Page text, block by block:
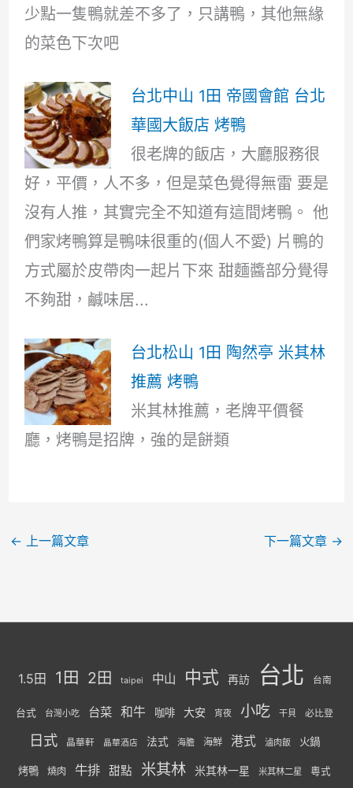
少點一隻鴨就差不多了，只講鴨，其他無緣
的菜色下次吧
台北中山 1田 帝國會館 台北
華國大飯店 烤鴨
很老牌的飯店，大廳服務很
好，平價，人不多，但是菜色覺得無雷 要是
沒有人推，其實完全不知道有這間烤鴨。 他
們家烤鴨算是鴨味很重的(個人不愛) 片鴨的
方式屬於皮帶肉一起片下來 甜麵醬部分覺得
不夠甜，鹹味居...
台北松山 1田 陶然亭 米其林
推薦 烤鴨
米其林推薦，老牌平價餐
廳，烤鴨是招牌，強的是餅類
← 上一篇文章 下一篇文章 →
1.5田 1田 2田 taipei 中山 中式 再訪 台北 台南
台式 台灣小吃 台菜 和牛 咖啡 大安 宵夜 小吃 干貝 必比登
日式 晶華軒 晶華酒店 法式 海膽 海鮮 港式 滷肉飯 火鍋
烤鴨 燒肉 牛排 甜點 米其林 米其林一星 米其林二星 粵式